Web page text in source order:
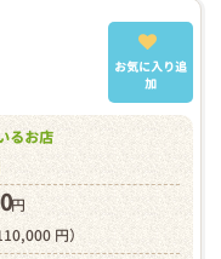
お気に入り追
加
るお店
円
円）